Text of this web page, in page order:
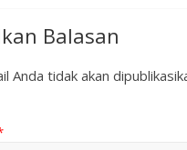
Balasan
Anda tidak akan